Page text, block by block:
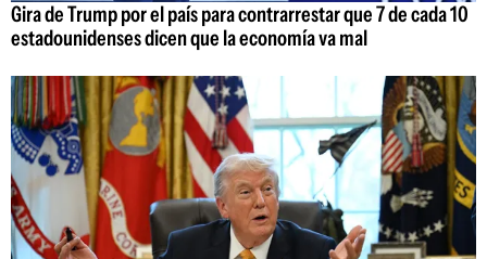
Gira de Trump por el país para contrarrestar que 7 de cada 10
estadounidenses dicen que la economía va mal